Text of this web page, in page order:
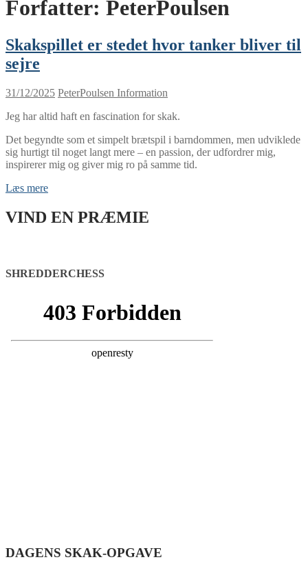
Forfatter: PeterPoulsen
Skakspillet er stedet hvor tanker bliver til
sejre
31/12/2025 PeterPoulsen Information
Jeg har altid haft en fascination for skak.
Det begyndte som et simpelt brætspil i barndommen, men udviklede
sig hurtigt til noget langt mere – en passion, der udfordrer mig,
inspirerer mig og giver mig ro på samme tid.
Læs mere
VIND EN PRÆMIE
SHREDDERCHESS
DAGENS SKAK-OPGAVE